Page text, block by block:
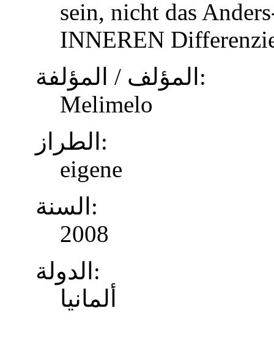
sein, nicht das
INNEREN
المؤلف / المؤلفة:
Melimelo
الطراز:
eigene
السنة:
2008
الدولة:
ألمانيا